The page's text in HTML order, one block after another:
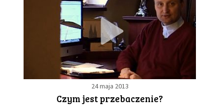
24 maja 2013
Czym jest przebaczenie?